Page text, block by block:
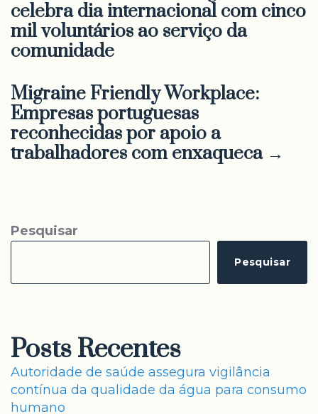
celebra dia internacional com cinco
mil voluntários ao serviço da
comunidade
Migraine Friendly Workplace:
Empresas portuguesas
reconhecidas por apoio a
trabalhadores com enxaqueca →
Pesquisar
Pesquisar
Posts Recentes
Autoridade de saúde assegura vigilância
contínua da qualidade da água para consumo
humano